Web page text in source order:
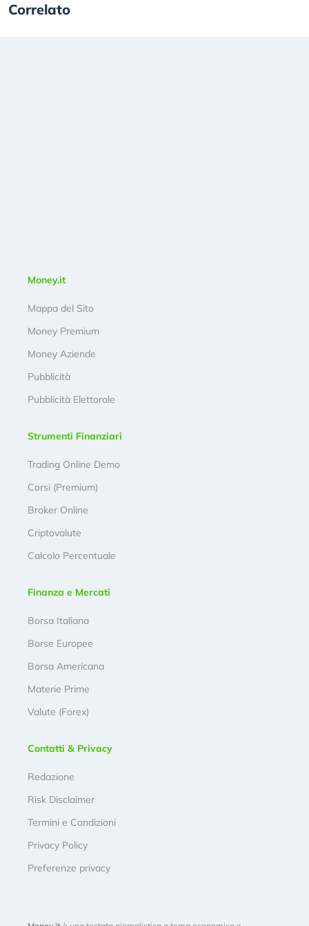
Correlato
Money.it
Mappa del Sito
Money Premium
Money Aziende
Pubblicità
Pubblicità Elettorale
Strumenti Finanziari
Trading Online Demo
Corsi (Premium)
Broker Online
Criptovalute
Calcolo Percentuale
Finanza e Mercati
Borsa Italiana
Borse Europee
Borsa Americana
Materie Prime
Valute (Forex)
Contatti & Privacy
Redazione
Risk Disclaimer
Termini e Condizioni
Privacy Policy
Preferenze privacy